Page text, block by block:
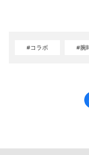
#コラボ #腕